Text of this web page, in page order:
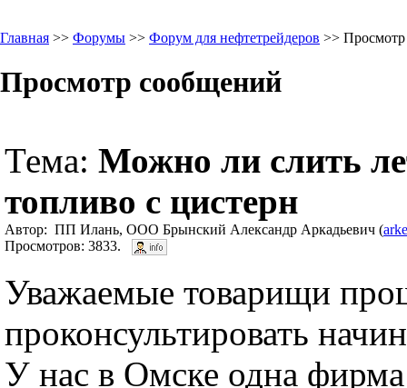
Главная >> Форумы >> Форум для нефтетрейдеров >>
Просмотр сообщений
Тема: Можно ли слить
топливо с цистерн
Автор: ПП Илань, ООО Брынский Александр Аркадьевич (
Просмотров: 3833.
Уважаемые товарищи
проконсультировать
У нас в Омске одна